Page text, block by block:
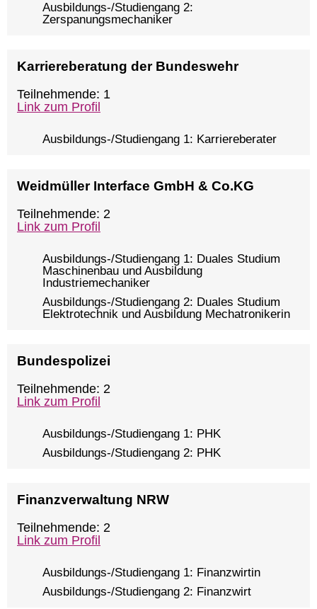
Ausbildungs-/Studiengang 2:
Zerspanungsmechaniker
Karriereberatung der Bundeswehr
Teilnehmende: 1
Link zum Profil
Ausbildungs-/Studiengang 1: Karriereberater
Weidmüller Interface GmbH & Co.KG
Teilnehmende: 2
Link zum Profil
Ausbildungs-/Studiengang 1: Duales Studium
Maschinenbau und Ausbildung
Industriemechaniker
Ausbildungs-/Studiengang 2: Duales Studium
Elektrotechnik und Ausbildung Mechatronikerin
Bundespolizei
Teilnehmende: 2
Link zum Profil
Ausbildungs-/Studiengang 1: PHK
Ausbildungs-/Studiengang 2: PHK
Finanzverwaltung NRW
Teilnehmende: 2
Link zum Profil
Ausbildungs-/Studiengang 1: Finanzwirtin
Ausbildungs-/Studiengang 2: Finanzwirt